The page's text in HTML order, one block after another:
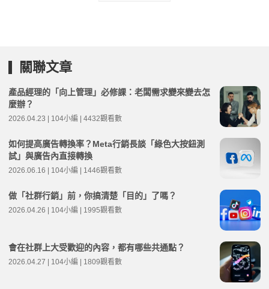
關聯文章
產品經理的「向上管理」必修課：老闆需求變來變去怎
麼辦？
2026.04.23 | 104小編 | 4432觀看數
如何提高廣告轉換率？Meta行銷長談「綠色大按鈕測
試」與廣告內直接轉換
2026.06.16 | 104小編 | 1446觀看數
做「社群行銷」前，你搞清楚「目的」了嗎？
2026.04.26 | 104小編 | 1995觀看數
會在社群上大受歡迎的內容，都有哪些共通點？
2026.04.27 | 104小編 | 1809觀看數